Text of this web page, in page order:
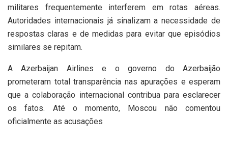
militares frequentemente interferem em rotas aéreas.
Autoridades internacionais já sinalizam a necessidade de
respostas claras e de medidas para evitar que episódios
similares se repitam.
A Azerbaijan Airlines e o governo do Azerbaijão
prometeram total transparência nas apurações e esperam
que a colaboração internacional contribua para esclarecer
os fatos. Até o momento, Moscou não comentou
oficialmente as acusações